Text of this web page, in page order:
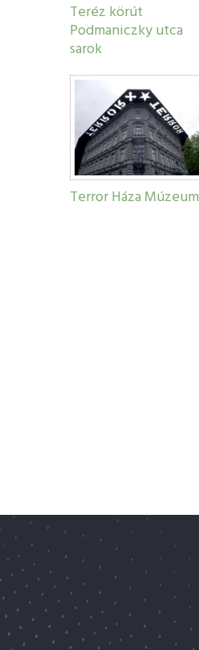
Teréz körút
Podmaniczky utca
sarok
Terror Háza Múzeum